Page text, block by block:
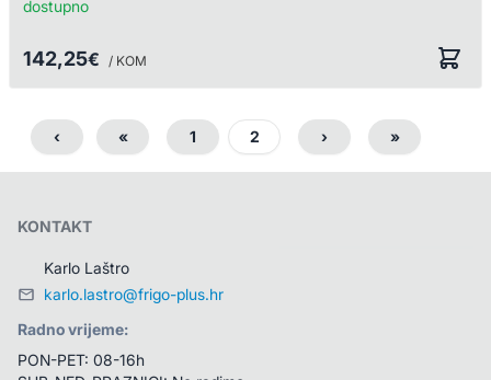
dostupno
142,25€ / KOM
‹ « 1 2 › »
KONTAKT
Karlo Laštro
karlo.lastro@frigo-plus.hr
Radno vrijeme:
PON-PET: 08-16h